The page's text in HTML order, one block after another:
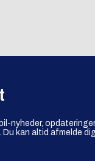
nyheder,
kan altid afmelde